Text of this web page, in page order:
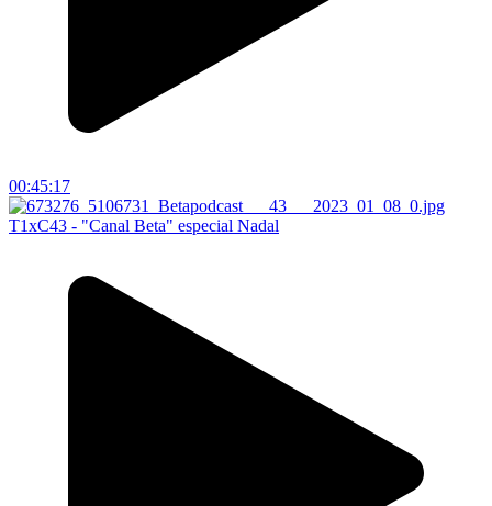
00:45:17
T1xC43 - "Canal Beta" especial Nadal